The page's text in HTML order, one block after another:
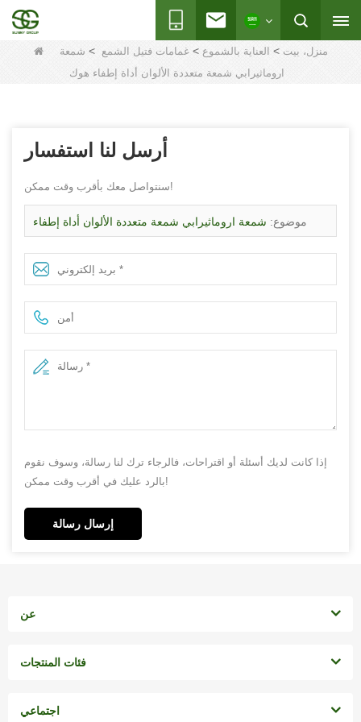
منزل، بيت > العناية بالشموع >غمامات فتيل الشمع > شمعة
اروماثيرابي شمعة متعددة الألوان أداة إطفاء هوك
أرسل لنا استفسار
سنتواصل معك بأقرب وقت ممكن!
موضوع: شمعة اروماثيرابي شمعة متعددة الألوان أداة إطفاء
هوك
إذا كانت لديك أسئلة أو اقتراحات، فالرجاء ترك لنا رسالة، وسوف نقوم
بالرد عليك في أقرب وقت ممكن!
إرسال رسالة
عن
فئات المنتجات
اجتماعي